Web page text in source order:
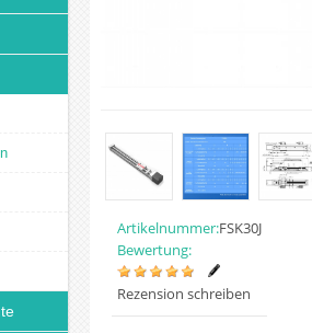
Artikelnummer:FSK30J
Bewertung:
Rezension schreiben